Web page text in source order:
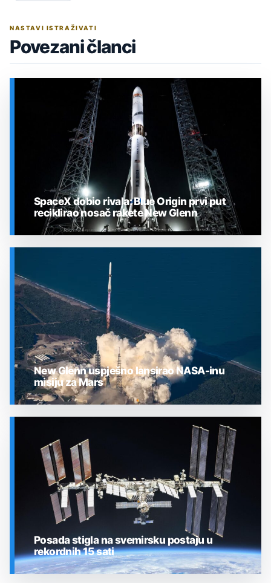
NASTAVI ISTRAŽIVATI
Povezani članci
SpaceX dobio rivala: Blue Origin prvi put
reciklirao nosač rakete New Glenn
New Glenn uspješno lansirao NASA-inu
misiju za Mars
Posada stigla na svemirsku postaju u
rekordnih 15 sati